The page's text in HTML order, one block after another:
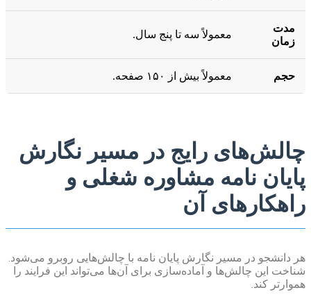
مدت
زمان
معمولاً سه تا پنج سال.
حجم معمولاً بیش از ۱۵۰ صفحه.
چالش‌های رایج در مسیر نگارش
پایان نامه مشاوره شغلی و
راهکارهای آن
هر دانشجو در مسیر نگارش پایان نامه با چالش‌هایی روبرو می‌شود.
شناخت این چالش‌ها و آماده‌سازی برای آن‌ها می‌تواند این فرایند را
هموارتر کند.